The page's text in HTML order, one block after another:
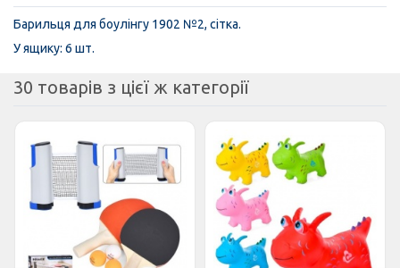
Барильця для боулінгу 1902 №2, сітка.
У ящику: 6 шт.
30 товарів з цієї ж категорії